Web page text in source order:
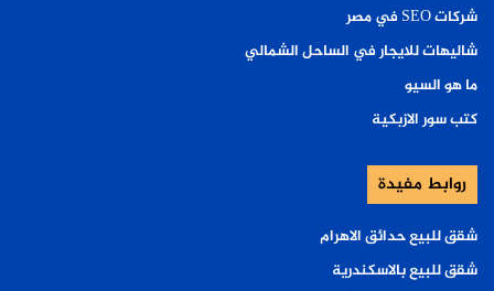
شركات SEO في مصر
شاليهات للايجار في الساحل الشمالي
ما هو السيو
كتب سور الازبكية
روابط مفيدة
شقق للبيع حدائق الاهرام
شقق للبيع بالاسكندرية